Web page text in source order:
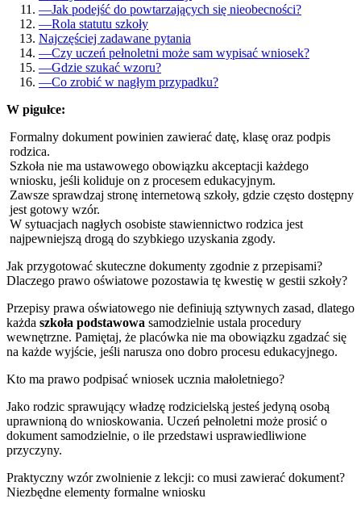
—Jak podejść do powtarzających się nieobecności?
—Rola statutu szkoły
Najczęściej zadawane pytania
—Czy uczeń pełnoletni może sam wypisać wniosek?
—Gdzie szukać wzoru?
—Co zrobić w nagłym przypadku?
W pigułce:
Formalny dokument powinien zawierać datę, klasę oraz podpis
rodzica.
Szkoła nie ma ustawowego obowiązku akceptacji każdego
wniosku, jeśli koliduje on z procesem edukacyjnym.
Zawsze sprawdzaj stronę internetową szkoły, gdzie często dostępny
jest gotowy wzór.
W sytuacjach nagłych osobiste stawiennictwo rodzica jest
najpewniejszą drogą do szybkiego uzyskania zgody.
Jak przygotować skuteczne dokumenty zgodnie z przepisami?
Dlaczego prawo oświatowe pozostawia tę kwestię w gestii szkoły?
Przepisy prawa oświatowego nie definiują sztywnych zasad, dlatego
każda szkoła podstawowa samodzielnie ustala procedury
wewnętrzne. Pamiętaj, że placówka nie ma obowiązku zgadzać się
na każde wyjście, jeśli narusza ono dobro procesu edukacyjnego.
Kto ma prawo podpisać wniosek ucznia małoletniego?
Jako rodzic sprawujący władzę rodzicielską jesteś jedyną osobą
uprawnioną do wnioskowania. Uczeń pełnoletni może prosić o
dokument samodzielnie, o ile przedstawi usprawiedliwione
przyczyny.
Praktyczny wzór zwolnienie z lekcji: co musi zawierać dokument?
Niezbędne elementy formalne wniosku